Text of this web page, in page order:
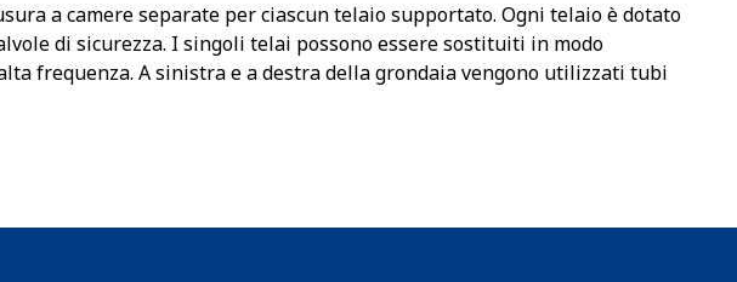
a camere separate per ciascun telaio supportato. Ogni telaio è dotato
di sicurezza. I singoli telai possono essere sostituiti in modo
frequenza. A sinistra e a destra della grondaia vengono utilizzati tubi